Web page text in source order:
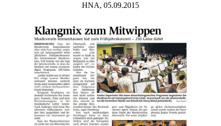
HNA, 05.09.2015